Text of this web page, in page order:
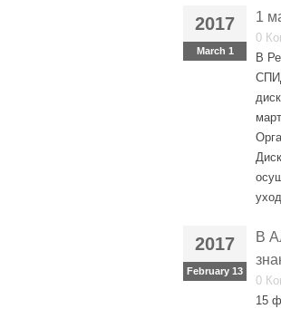
2017
March 1
1
0
В
2017
February 13
В
0
15